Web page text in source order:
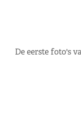
De eerste foto's